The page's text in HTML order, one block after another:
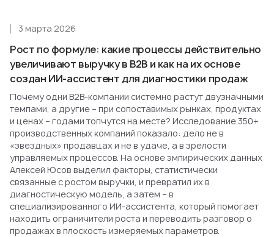
Рост по формуле: какие процессы действительно
увеличивают выручку в B2B и как на их основе
создан ИИ-ассистент для диагностики продаж
3 марта 2026
Почему одни B2B-компании системно растут двузначными
темпами, а другие – при сопоставимых рынках, продуктах
и ценах – годами топчутся на месте? Исследование 350+
производственных компаний показало: дело не в
«звездных» продавцах и не в удаче, а в зрелости
управляемых процессов. На основе эмпирических данных
Алексей Юсов выделил факторы, статистически
связанные с ростом выручки, и превратил их в
диагностическую модель, а затем – в
специализированного ИИ-ассистента, который помогает
находить ограничители роста и переводить разговор о
продажах в плоскость измеряемых параметров.